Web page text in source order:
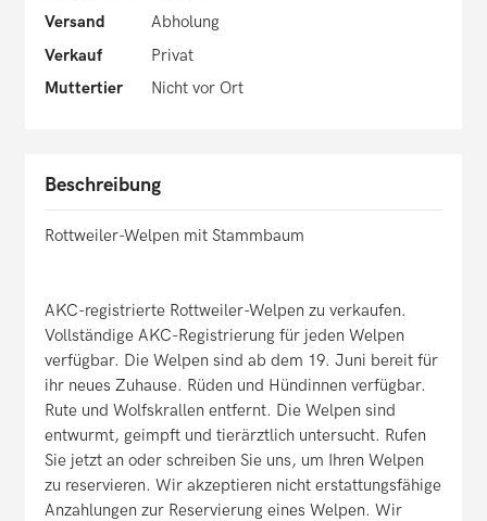
Versand
Abholung
Verkauf
Privat
Muttertier
Nicht vor Ort
Beschreibung
Rottweiler-Welpen mit Stammbaum
AKC-registrierte Rottweiler-Welpen zu verkaufen.
Vollständige AKC-Registrierung für jeden Welpen
verfügbar. Die Welpen sind ab dem 19. Juni bereit für
ihr neues Zuhause. Rüden und Hündinnen verfügbar.
Rute und Wolfskrallen entfernt. Die Welpen sind
entwurmt, geimpft und tierärztlich untersucht. Rufen
Sie jetzt an oder schreiben Sie uns, um Ihren Welpen
zu reservieren. Wir akzeptieren nicht erstattungsfähige
Anzahlungen zur Reservierung eines Welpen. Wir